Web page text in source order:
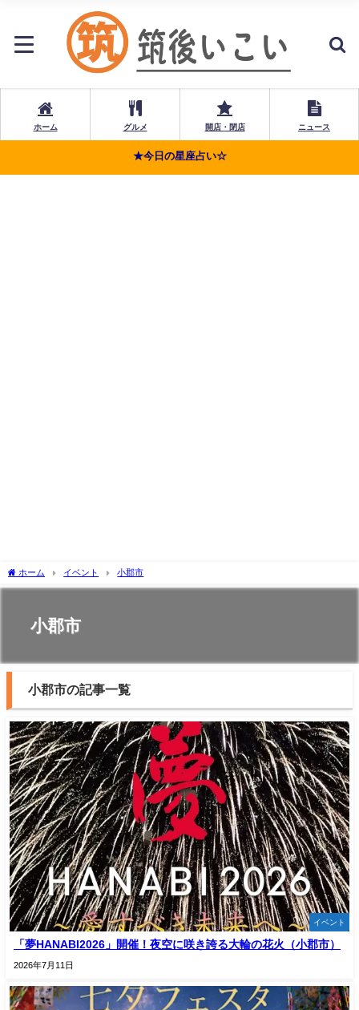
ホーム グルメ 開店・閉店 ニュース
★今日の星座占い☆
ホーム イベント 小郡市
小郡市
小郡市の記事一覧
イベント
「夢HANABI2026」開催！夜空に咲き誇る大輪の花火（小郡市）
2026年7月11日